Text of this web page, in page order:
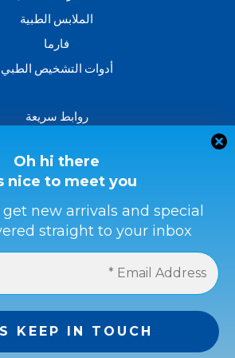
Oh hi there
nice to meet you.
new arrivals and special
straight to your inbox.
الملابس الطبية
فارما
أدوات التشخيص الطبي
روابط سريعة
اتصل بنا
سياسة الاسترداد
الشروط والأحكام
سياسة الخصوصية
احصل على كامل المبلغ إذا لم يكن
لم يتم استلامه